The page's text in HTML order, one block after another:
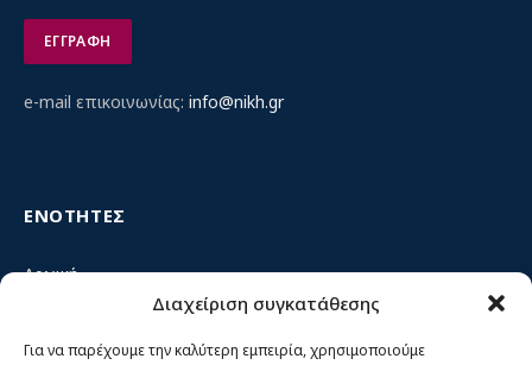
Διαχείριση συγκατάθεσης
Για να παρέχουμε την καλύτερη εμπειρία, χρησιμοποιούμε
e-mail επικοινωνίας: info@nikh.gr
ΕΝΟΤΗΤΕΣ
Αρχική
Κίνημα ΝΙΚΗ – Ποιοι είμαστε, αρχές & δράση
Θέσεις